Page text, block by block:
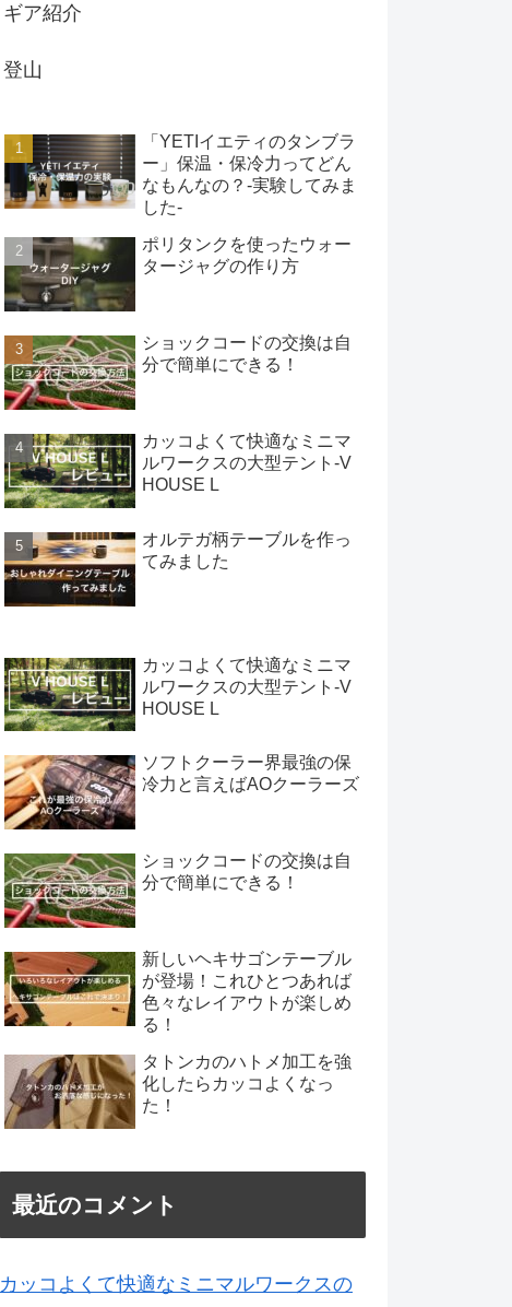
ギア紹介
登山
「YETIイエティのタンブラ
ー」保温・保冷力ってどん
なもんなの？-実験してみま
した-
ポリタンクを使ったウォー
タージャグの作り方
ショックコードの交換は自
分で簡単にできる！
カッコよくて快適なミニマ
ルワークスの大型テント-V
HOUSE L
オルテガ柄テーブルを作っ
てみました
カッコよくて快適なミニマ
ルワークスの大型テント-V
HOUSE L
ソフトクーラー界最強の保
冷力と言えばAOクーラーズ
ショックコードの交換は自
分で簡単にできる！
新しいヘキサゴンテーブル
が登場！これひとつあれば
色々なレイアウトが楽しめ
る！
タトンカのハトメ加工を強
化したらカッコよくなっ
た！
最近のコメント
カッコよくて快適なミニマルワークスの